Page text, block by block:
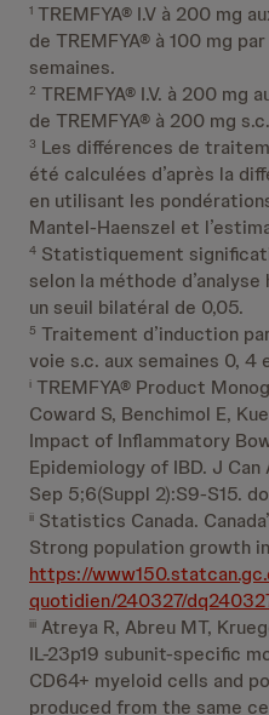
1 TREMFYA® I.V à 200 mg
de TREMFYA® à 100 mg
semaines.
2 TREMFYA® I.V. à 200 mg
de TREMFYA® à 200 mg
3 Les différences de
été calculées d’après la
en utilisant les
Mantel-Haenszel et
4 Statistiquement
selon la méthode
un seuil bilatéral de 0,05.
5 Traitement d’induction
voie s.c. aux semaines 0, 4
i TREMFYA® Product
Coward S, Benchimol E,
Impact of Inflammatory
Epidemiology of IBD. J
Sep 5;6(Suppl 2):S9-S15.
ii Statistics Canada.
Strong population growth
https://
quotidien/240327/
iii Atreya R, Abreu MT,
IL-23p19 subunit-specific
CD64+ myeloid cells and
produced from the same